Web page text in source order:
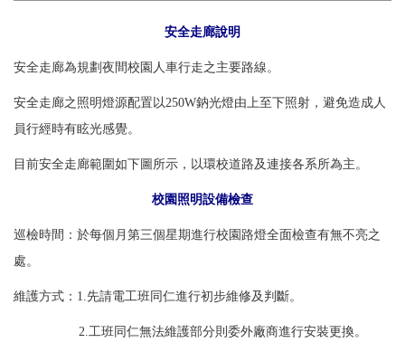
安全走廊說明
安全走廊為規劃夜間校園人車行走之主要路線。
安全走廊之照明燈源配置以250W鈉光燈由上至下照射，避免造成人
員行經時有眩光感覺。
目前安全走廊範圍如下圖所示，以環校道路及連接各系所為主。
校園照明設備檢查
巡檢時間：於每個月第三個星期進行校園路燈全面檢查有無不亮之
處。
維護方式：1.先請電工班同仁進行初步維修及判斷。
2.工班同仁無法維護部分則委外廠商進行安裝更換。